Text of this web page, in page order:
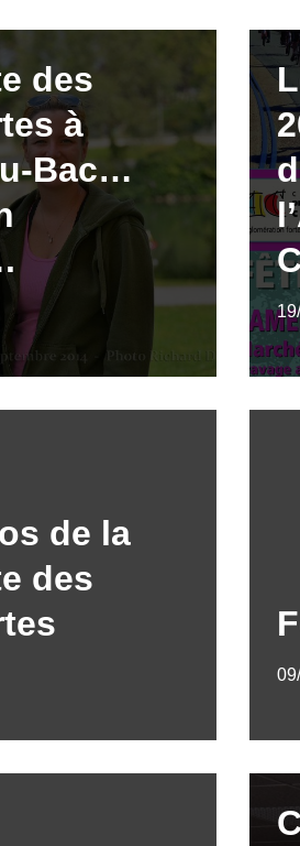
des
à
Bac…
de la
des